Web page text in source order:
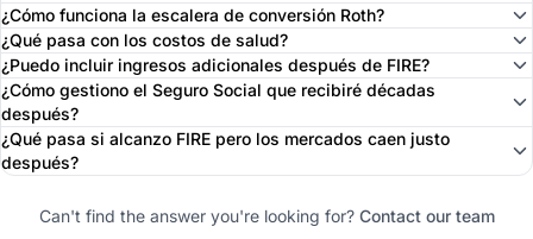
¿Cómo funciona la escalera de conversión Roth?
¿Qué pasa con los costos de salud?
¿Puedo incluir ingresos adicionales después de FIRE?
¿Cómo gestiono el Seguro Social que recibiré décadas
después?
¿Qué pasa si alcanzo FIRE pero los mercados caen justo
después?
Can't find the answer you're looking for? Contact our team